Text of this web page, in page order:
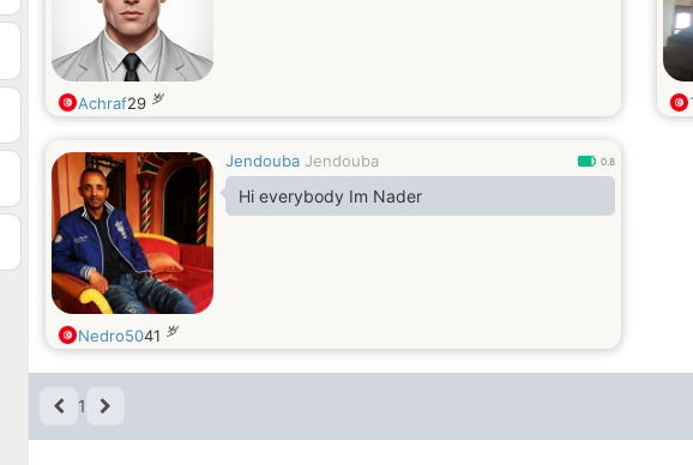
Achraf29 岁
Jendouba Jendouba 0.8
Hi everybody Im Nader
Nedro5041 岁
1